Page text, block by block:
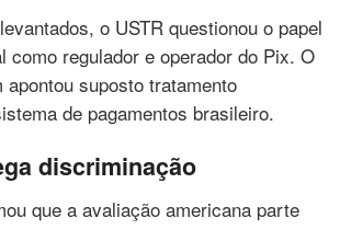
o USTR questionou o papel
como regulador e operador do Pix. O
apontou suposto tratamento
de pagamentos brasileiro.
discriminação
que a avaliação americana parte